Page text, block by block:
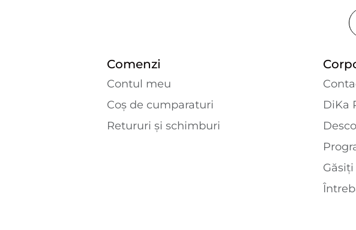
Comenzi
Contul meu
Coș de cumparaturi
Retururi și schimburi
DiKa